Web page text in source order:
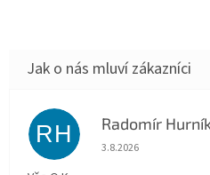
RH Radomír
Hodnocení obchodu
3.8.2026